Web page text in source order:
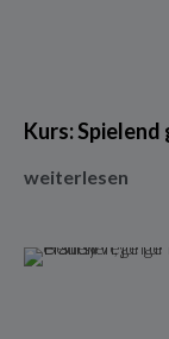
Kurs:
weiterlesen